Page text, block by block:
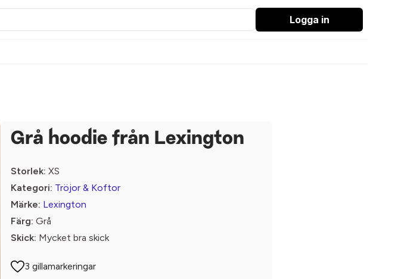
Logga in
Grå hoodie från Lexington
Storlek: XS
Kategori: Tröjor & Koftor
Märke: Lexington
Färg: Grå
Skick: Mycket bra skick
3 gillamarkeringar